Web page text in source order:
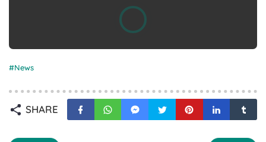
News
SHARE